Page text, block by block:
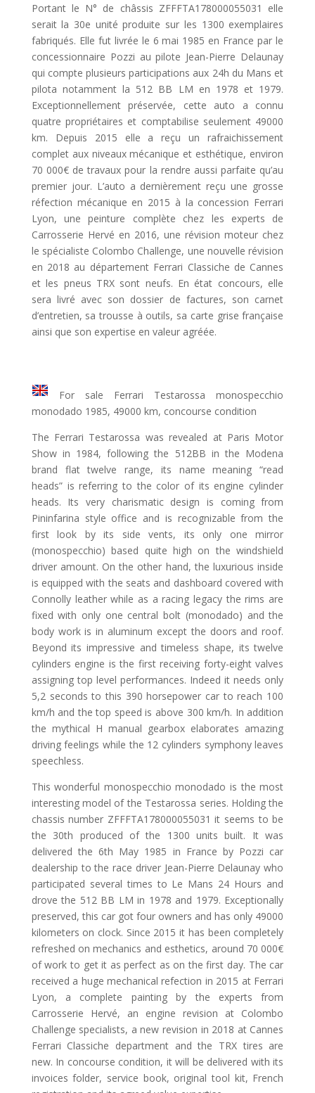
Portant le N° de châssis ZFFFTA178000055031 elle
serait la 30e unité produite sur les 1300 exemplaires
fabriqués. Elle fut livrée le 6 mai 1985 en France par le
concessionnaire Pozzi au pilote Jean-Pierre Delaunay
qui compte plusieurs participations aux 24h du Mans et
pilota notamment la 512 BB LM en 1978 et 1979.
Exceptionnellement préservée, cette auto a connu
quatre propriétaires et comptabilise seulement 49000
km. Depuis 2015 elle a reçu un rafraichissement
complet aux niveaux mécanique et esthétique, environ
70 000€ de travaux pour la rendre aussi parfaite qu’au
premier jour. L’auto a dernièrement reçu une grosse
réfection mécanique en 2015 à la concession Ferrari
Lyon, une peinture complète chez les experts de
Carrosserie Hervé en 2016, une révision moteur chez
le spécialiste Colombo Challenge, une nouvelle révision
en 2018 au département Ferrari Classiche de Cannes
et les pneus TRX sont neufs. En état concours, elle
sera livré avec son dossier de factures, son carnet
d’entretien, sa trousse à outils, sa carte grise française
ainsi que son expertise en valeur agréée.
For sale Ferrari Testarossa monospecchio
monodado 1985, 49000 km, concourse condition
The Ferrari Testarossa was revealed at Paris Motor
Show in 1984, following the 512BB in the Modena
brand flat twelve range, its name meaning “read
heads” is referring to the color of its engine cylinder
heads. Its very charismatic design is coming from
Pininfarina style office and is recognizable from the
first look by its side vents, its only one mirror
(monospecchio) based quite high on the windshield
driver amount. On the other hand, the luxurious inside
is equipped with the seats and dashboard covered with
Connolly leather while as a racing legacy the rims are
fixed with only one central bolt (monodado) and the
body work is in aluminum except the doors and roof.
Beyond its impressive and timeless shape, its twelve
cylinders engine is the first receiving forty-eight valves
assigning top level performances. Indeed it needs only
5,2 seconds to this 390 horsepower car to reach 100
km/h and the top speed is above 300 km/h. In addition
the mythical H manual gearbox elaborates amazing
driving feelings while the 12 cylinders symphony leaves
speechless.
This wonderful monospecchio monodado is the most
interesting model of the Testarossa series. Holding the
chassis number ZFFFTA178000055031 it seems to be
the 30th produced of the 1300 units built. It was
delivered the 6th May 1985 in France by Pozzi car
dealership to the race driver Jean-Pierre Delaunay who
participated several times to Le Mans 24 Hours and
drove the 512 BB LM in 1978 and 1979. Exceptionally
preserved, this car got four owners and has only 49000
kilometers on clock. Since 2015 it has been completely
refreshed on mechanics and esthetics, around 70 000€
of work to get it as perfect as on the first day. The car
received a huge mechanical refection in 2015 at Ferrari
Lyon, a complete painting by the experts from
Carrosserie Hervé, an engine revision at Colombo
Challenge specialists, a new revision in 2018 at Cannes
Ferrari Classiche department and the TRX tires are
new. In concourse condition, it will be delivered with its
invoices folder, service book, original tool kit, French